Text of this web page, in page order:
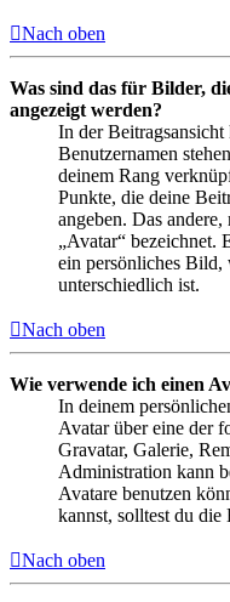
Nach oben
Was sind das für Bilder,
angezeigt werden?
In der
Benutzernamen
deinem Rang
Punkte, die deine
angeben. Das
„Avatar“ bezeichnet.
ein persönliches Bild,
unterschiedlich ist.
Nach oben
Wie verwende ich einen
In deinem
Avatar über eine der
Gravatar, Galerie,
Administration kann
Avatare benutzen
kannst, solltest du
Nach oben